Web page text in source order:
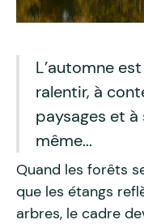
L’automne
ralentir, à
paysages et
même...
Quand les forêts
que les étangs
arbres, le cadre